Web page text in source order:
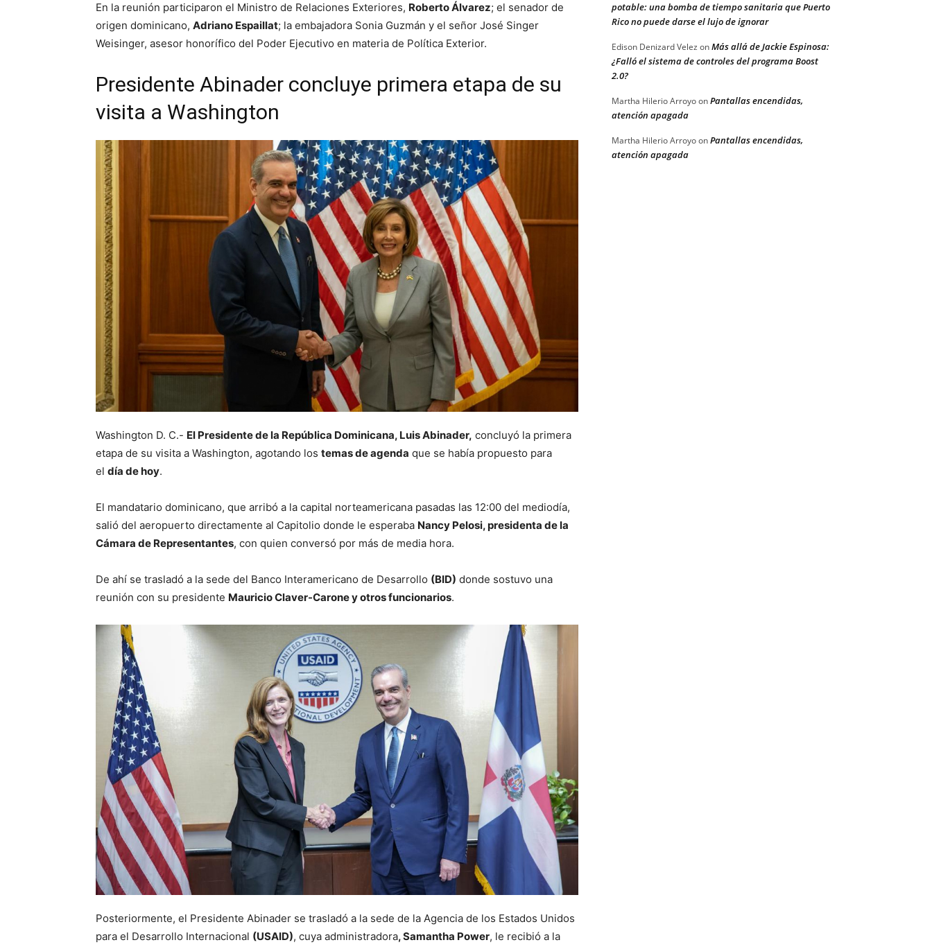
En la reunión participaron el Ministro de Relaciones Exteriores, Roberto Álvarez; el senador de
origen dominicano, Adriano Espaillat; la embajadora Sonia Guzmán y el señor José Singer
Weisinger, asesor honorífico del Poder Ejecutivo en materia de Política Exterior.
Presidente Abinader concluye primera etapa de su
visita a Washington
Washington D. C.- El Presidente de la República Dominicana, Luis Abinader, concluyó la primera
etapa de su visita a Washington, agotando los temas de agenda que se había propuesto para
el día de hoy.
El mandatario dominicano, que arribó a la capital norteamericana pasadas las 12:00 del mediodía,
salió del aeropuerto directamente al Capitolio donde le esperaba Nancy Pelosi, presidenta de la
Cámara de Representantes, con quien conversó por más de media hora.
De ahí se trasladó a la sede del Banco Interamericano de Desarrollo (BID) donde sostuvo una
reunión con su presidente Mauricio Claver-Carone y otros funcionarios.
Posteriormente, el Presidente Abinader se trasladó a la sede de la Agencia de los Estados Unidos
para el Desarrollo Internacional (USAID), cuya administradora, Samantha Power, le recibió a la
potable: una bomba de tiempo sanitaria que Puerto
Rico no puede darse el lujo de ignorar
Edison Denizard Velez onMás allá de Jackie Espinosa:
¿Falló el sistema de controles del programa Boost
2.0?
Martha Hilerio ArroyoonPantallas encendidas,
atención apagada
Martha Hilerio ArroyoonPantallas encendidas,
atención apagada